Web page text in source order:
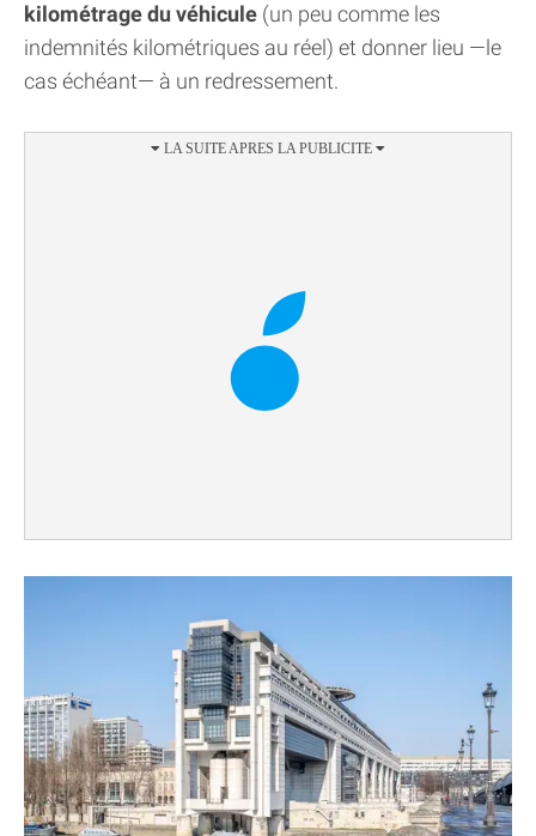
kilométrage du véhicule (un peu comme les
indemnités kilométriques au réel) et donner lieu —le
cas échéant— à un redressement.